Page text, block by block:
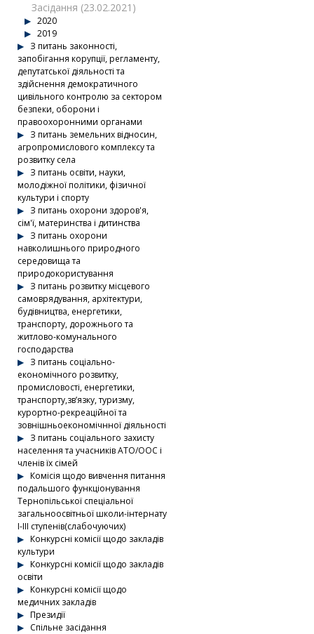
Засідання (23.02.2021)
2020
2019
З питань законності,
запобігання корупції, регламенту,
депутатської діяльності та
здійснення демократичного
цивільного контролю за сектором
безпеки, оборони і
правоохоронними органами
З питань земельних відносин,
агропромислового комплексу та
розвитку села
З питань освіти, науки,
молодіжної політики, фізичної
культури і спорту
З питань охорони здоров'я,
сім'ї, материнства і дитинства
З питань охорони
навколишнього природного
середовища та
природокористування
З питань розвитку місцевого
самоврядування, архітектури,
будівництва, енергетики,
транспорту, дорожнього та
житлово-комунального
господарства
З питань соціально-
економічного розвитку,
промисловості, енергетики,
транспорту,зв’язку, туризму,
курортно-рекреаційної та
зовнішньоекономічнної діяльності
З питань соціального захисту
населення та учасників АТО/ООС і
членів їх сімей
Комісія щодо вивчення питання
подальшого функціонування
Тернопільської спеціальної
загальноосвітньої школи-інтернату
І-ІІІ ступенів(слабочуючих)
Конкурсні комісії щодо закладів
культури
Конкурсні комісії щодо закладів
освіти
Конкурсні комісії щодо
медичних закладів
Президії
Спільне засідання